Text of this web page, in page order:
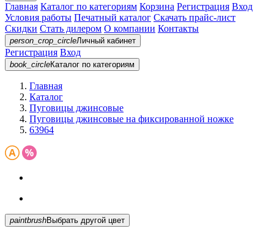
Главная Каталог по категориям Корзина Регистрация Вход
Условия работы Печатный каталог Скачать прайс-лист
Скидки Стать дилером О компании Контакты
person_crop_circleЛичный кабинет
Регистрация Вход
book_circleКаталог по категориям
Главная
Каталог
Пуговицы джинсовые
Пуговицы джинсовые на фиксированной ножке
63964
paintbrush Выбрать другой цвет